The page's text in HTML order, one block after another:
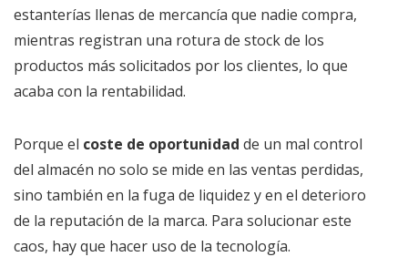
estanterías llenas de mercancía que nadie compra,
mientras registran una rotura de stock de los
productos más solicitados por los clientes, lo que
acaba con la rentabilidad.
Porque el coste de oportunidad de un mal control
del almacén no solo se mide en las ventas perdidas,
sino también en la fuga de liquidez y en el deterioro
de la reputación de la marca. Para solucionar este
caos, hay que hacer uso de la tecnología.